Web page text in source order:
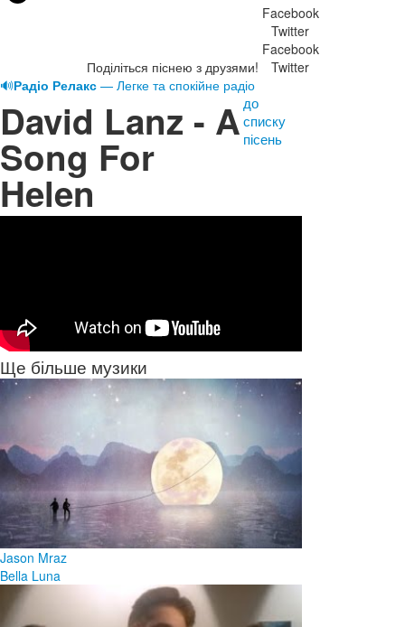
Поділіться піснею з друзями!
Facebook
Twitter
Facebook
Twitter
🔊Радіо Релакс — Легке та спокійне радіо
David Lanz - A
Song For
Helen
до
списку
пісень
Ще більше музики
Jason Mraz
Bella Luna